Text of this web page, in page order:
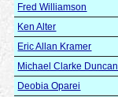
Fred Williamson
Ken Alter
Eric Allan Kramer
Michael Clarke Duncan
Deobia Oparei